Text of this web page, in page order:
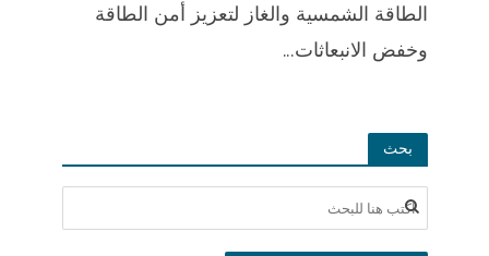
الطاقة الشمسية والغاز لتعزيز أمن الطاقة
وخفض الانبعاثات...
بحث